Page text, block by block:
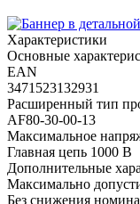
Характеристики
Основные
EAN
3471523132931
Расширенный тип
AF80-30-00-13
Максимальное
Главная цепь 1000 В
Дополнительные
Максимально
Без снижения